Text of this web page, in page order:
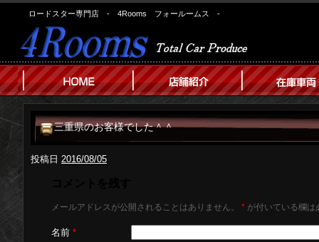
ロードスター専門店 - 4Rooms フォールームス -
三重県のお客様でした＾＾
投稿日 2016/08/05
メールアドレスが公開されることはありません。 * が付いている欄は
名前 *